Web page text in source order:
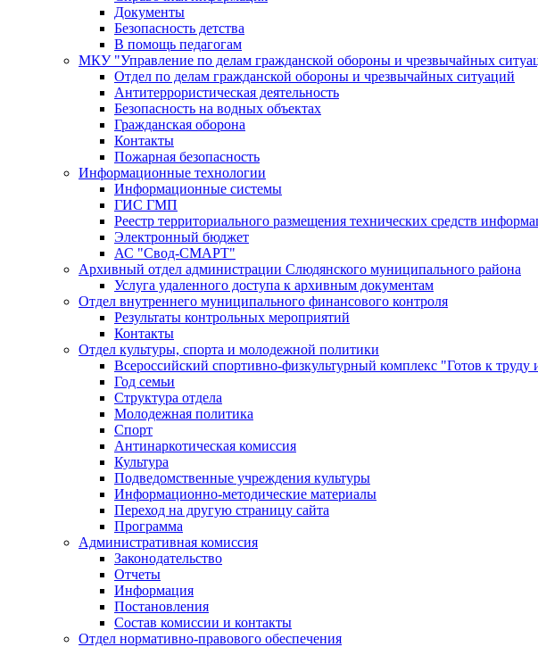
Документы
Безопасность детства
В помощь педагогам
МКУ "Управление по делам гражданской обороны и чрезвычайных
Отдел по делам гражданской обороны и чрезвычайных ситуаций
Антитеррористическая деятельность
Безопасность на водных объектах
Гражданская оборона
Контакты
Пожарная безопасность
Информационные технологии
Информационные системы
ГИС ГМП
Реестр территориального размещения технических средств
Электронный бюджет
АС "Свод-СМАРТ"
Архивный отдел администрации Слюдянского муниципального района
Услуга удаленного доступа к архивным документам
Отдел внутреннего муниципального финансового контроля
Результаты контрольных мероприятий
Контакты
Отдел культуры, спорта и молодежной политики
Всероссийский спортивно-физкультурный комплекс "Готов к труду
Год семьи
Структура отдела
Молодежная политика
Спорт
Антинаркотическая комиссия
Культура
Подведомственные учреждения культуры
Информационно-методические материалы
Переход на другую страницу сайта
Программа
Административная комиссия
Законодательство
Отчеты
Информация
Постановления
Состав комиссии и контакты
Отдел нормативно-правового обеспечения